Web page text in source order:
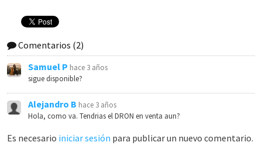
Comentarios (2)
Samuel P hace 3 años
sigue disponible?
Alejandro B hace 3 años
Hola, como va. Tendrias el DRON en venta aun?
Es necesario iniciar sesión para publicar un nuevo comentario.